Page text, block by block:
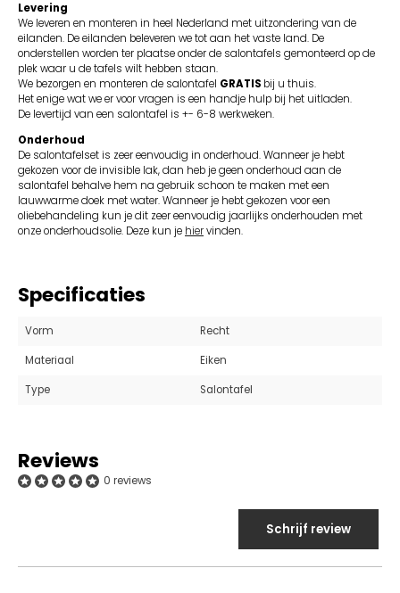
Levering
We leveren en monteren in heel Nederland met uitzondering van de
eilanden. De eilanden beleveren we tot aan het vaste land. De
onderstellen worden ter plaatse onder de salontafels gemonteerd op de
plek waar u de tafels wilt hebben staan.
We bezorgen en monteren de salontafel GRATIS bij u thuis.
Het enige wat we er voor vragen is een handje hulp bij het uitladen.
De levertijd van een salontafel is +- 6-8 werkweken.
Onderhoud
De salontafelset is zeer eenvoudig in onderhoud. Wanneer je hebt
gekozen voor de invisible lak, dan heb je geen onderhoud aan de
salontafel behalve hem na gebruik schoon te maken met een
lauwwarme doek met water. Wanneer je hebt gekozen voor een
oliebehandeling kun je dit zeer eenvoudig jaarlijks onderhouden met
onze onderhoudsolie. Deze kun je hiervinden.
Specificaties
Vorm Recht
Materiaal Eiken
Type Salontafel
Reviews
0 reviews
Schrijf review